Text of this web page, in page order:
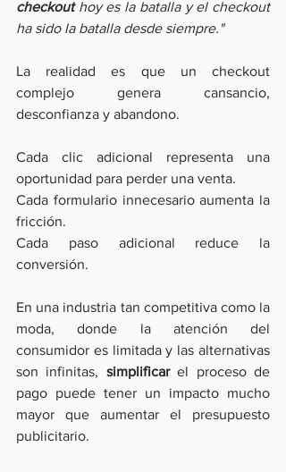
checkout hoy es la batalla y el checkout
ha sido la batalla desde siempre."
La realidad es que un checkout
complejo genera cansancio,
desconfianza y abandono.
Cada clic adicional representa una
oportunidad para perder una venta.
Cada formulario innecesario aumenta la
fricción.
Cada paso adicional reduce la
conversión.
En una industria tan competitiva como la
moda, donde la atención del
consumidor es limitada y las alternativas
son infinitas, simplificar el proceso de
pago puede tener un impacto mucho
mayor que aumentar el presupuesto
publicitario.